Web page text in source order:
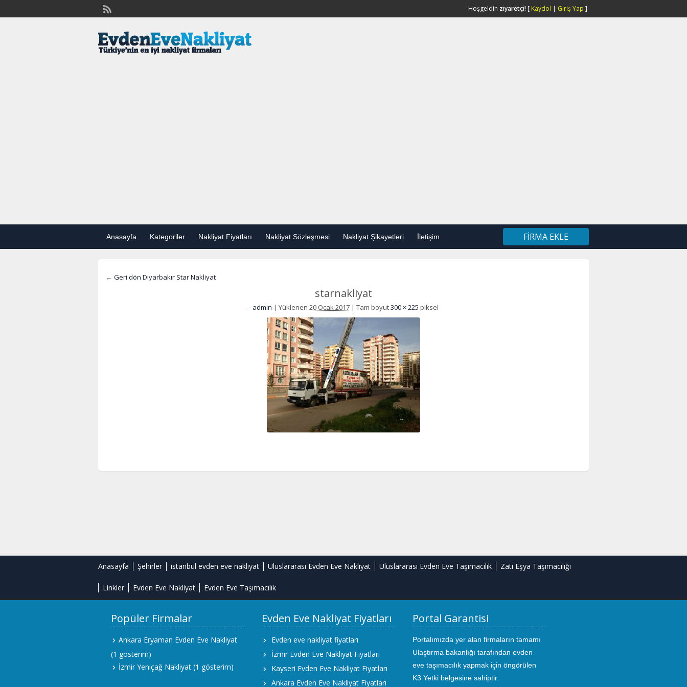
Hoşgeldin ziyaretçi! [ Kaydol | Giriş Yap ]
Anasayfa Kategoriler Nakliyat Fiyatları Nakliyat Sözleşmesi Nakliyat Şikayetleri İletişim FIRMA EKLE
← Geri dön Diyarbakır Star Nakliyat
starnakliyat
- admin | Yüklenen 20 Ocak 2017 | Tam boyut300 × 225 piksel
Anasayfa Şehirler istanbul evden eve nakliyat Uluslararası Evden Eve Nakliyat Uluslararası Evden Eve Taşımacılık Zati Eşya Taşımacılığı
Linkler Evden Eve Nakliyat Evden Eve Taşımacılık
Popüler Firmalar
Ankara Eryaman Evden Eve Nakliyat
(1 gösterim)
İzmir Yeniçağ Nakliyat (1 gösterim)
Evden Eve Nakliyat Fiyatları
Evden eve nakliyat fiyatları
İzmir Evden Eve Nakliyat Fiyatları
Kayseri Evden Eve Nakliyat Fiyatları
Ankara Evden Eve Nakliyat Fiyatları
Portal Garantisi
Portalımızda yer alan firmaların tamamı
Ulaştırma bakanlığı tarafından evden
eve taşımacılık yapmak için öngörülen
K3 Yetki belgesine sahiptir.